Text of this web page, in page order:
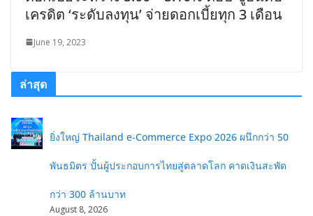
เครดิต ‘ระดับลงทุน’ จ่ายดอกเบี้ยทุก 3 เดือน
June 19, 2023
ล่าสุด
ยิ่งใหญ่ Thailand e-Commerce Expo 2026 ผนึกกว่า 50
พันธมิตร ปั้นผู้ประกอบการไทยสู่ตลาดโลก คาดเงินสะพัด
กว่า 300 ล้านบาท
August 8, 2026